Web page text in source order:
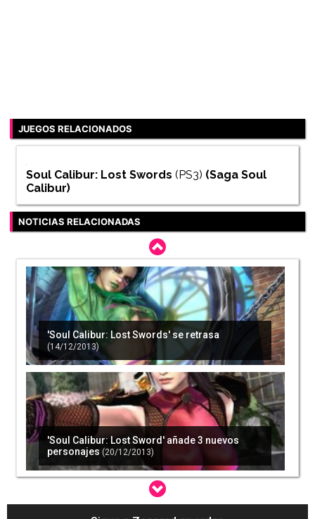
JUEGOS RELACIONADOS
Soul Calibur: Lost Swords (PS3) (Saga Soul
Calibur)
NOTICIAS RELACIONADAS
'Soul Calibur: Lost Swords' se retrasa
(14/12/2013)
'Soul Calibur: Lost Sword' añade 3 nuevos
personajes (20/12/2013)